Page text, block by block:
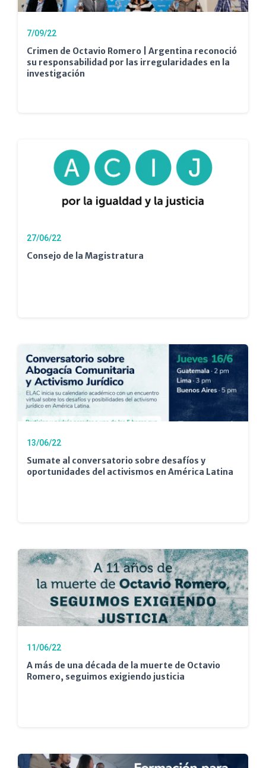
7/09/22
Crimen de Octavio Romero | Argentina reconoció
su responsabilidad por las irregularidades en la
investigación
27/06/22
Consejo de la Magistratura
13/06/22
Sumate al conversatorio sobre desafíos y
oportunidades del activismos en América Latina
11/06/22
A más de una década de la muerte de Octavio
Romero, seguimos exigiendo justicia